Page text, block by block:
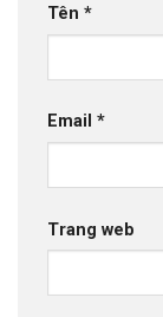
Tên *
Email *
Trang web